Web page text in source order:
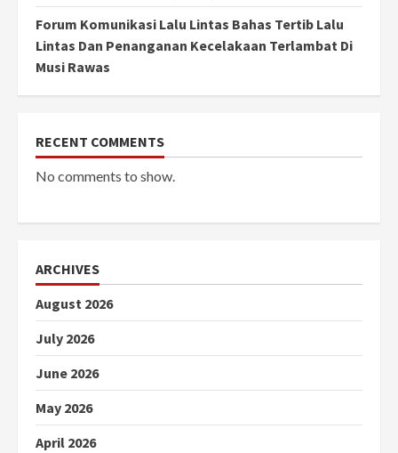
Forum Komunikasi Lalu Lintas Bahas Tertib Lalu
Lintas Dan Penanganan Kecelakaan Terlambat Di
Musi Rawas
RECENT COMMENTS
No comments to show.
ARCHIVES
August 2026
July 2026
June 2026
May 2026
April 2026